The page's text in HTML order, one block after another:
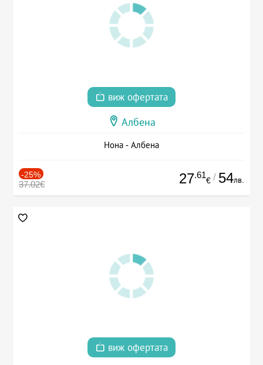
виж офертата
Албена
Нона - Албена
-25%
37.02€ 27.61
€ / 54лв.
виж офертата